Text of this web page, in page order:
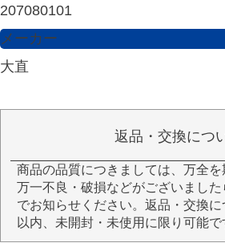
207080101
メーカー
大直
返品・交換につ
商品の品質につきましては、万全を
万一不良・破損などがございました
でお知らせください。返品・交換に
以内、未開封・未使用に限り可能で